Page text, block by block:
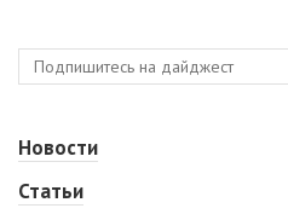
Новости
Статьи